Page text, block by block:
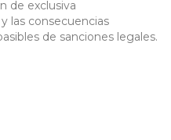
de exclusiva
las consecuencias
de sanciones legales.